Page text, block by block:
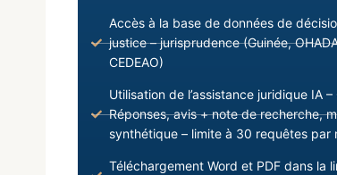
Accès à la base de données de
justice – jurisprudence (Guinée,
CEDEAO)
Utilisation de l’assistance juridique IA –
Réponses, avis + note de recherche,
synthétique – limite à 30 requêtes par
Téléchargement Word et PDF dans la